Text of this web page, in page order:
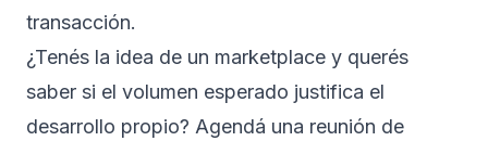
transacción.
¿Tenés la idea de un marketplace y querés
saber si el volumen esperado justifica el
desarrollo propio? Agendá una reunión de